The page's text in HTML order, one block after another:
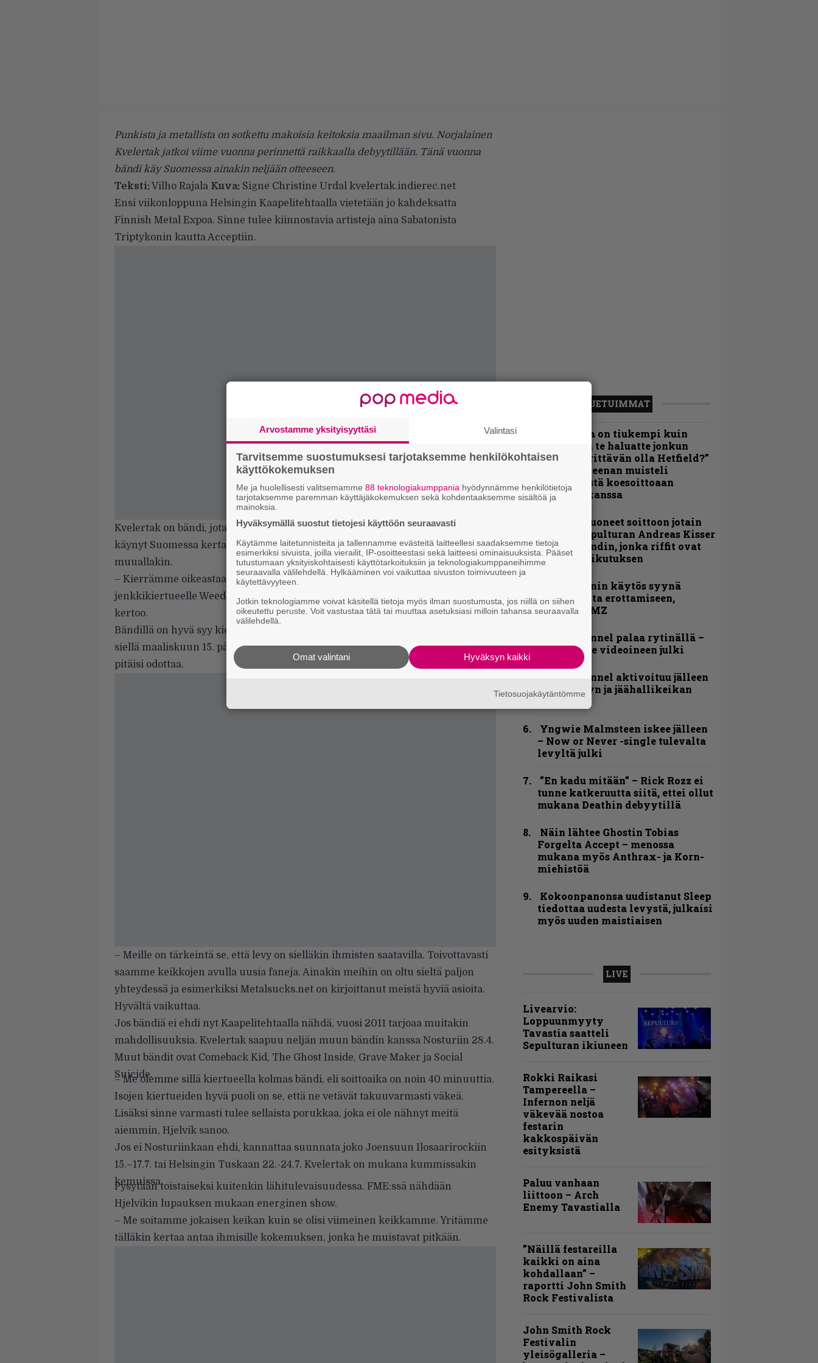
Punkista ja metallista on sotkettu makoisia keitoksia maailman sivu. Norjalainen
Kvelertak jatkoi viime vuonna perinnettä raikkaalla debyytillään. Tänä vuonna
bändi käy Suomessa ainakin neljään otteeseen.
Teksti: Vilho Rajala Kuva: Signe Christine Urdal kvelertak.indierec.net
Ensi viikonloppuna Helsingin Kaapelitehtaalla vietetään jo kahdeksatta
Finnish Metal Expoa. Sinne tulee kiinnostavia artisteja aina Sabatonista
Triptykonin kautta Acceptiin.
Kvelertak on bändi, jota moni varmasti odottaa kieli pitkällä. Se ei ole vielä
käynyt Suomessa kertaakaan, mutta suosio on kasvamaan päin niin täällä kuin
muuallakin.
– Kierrämme oikeastaan kaiken aikaa. FME:n jälkeen lähdemme pienelle
jenkkikiertueelle Weedeaterin ja Zoroasterin kanssa, laulaja Erlend Hjelvik
kertoo.
Bändillä on hyvä syy kiertää ison veden takana, sillä debyyttilevy julkaistaan
siellä maaliskuun 15. päivänä. Hjelvik ei osaa sanoa, mitä jenkkikiertueesta
pitäisi odottaa.
– Meille on tärkeintä se, että levy on sielläkin ihmisten saatavilla. Toivottavasti
saamme keikkojen avulla uusia faneja. Ainakin meihin on oltu sieltä paljon
yhteydessä ja esimerkiksi Metalsucks.net on kirjoittanut meistä hyviä asioita.
Hyvältä vaikuttaa.
Jos bändiä ei ehdi nyt Kaapelitehtaalla nähdä, vuosi 2011 tarjoaa muitakin
mahdollisuuksia. Kvelertak saapuu neljän muun bändin kanssa Nosturiin 28.4.
Muut bändit ovat Comeback Kid, The Ghost Inside, Grave Maker ja Social
Suicide.
– Me olemme sillä kiertueella kolmas bändi, eli soittoaika on noin 40 minuuttia.
Isojen kiertueiden hyvä puoli on se, että ne vetävät takuuvarmasti väkeä.
Lisäksi sinne varmasti tulee sellaista porukkaa, joka ei ole nähnyt meitä
aiemmin, Hjelvik sanoo.
Jos ei Nosturiinkaan ehdi, kannattaa suunnata joko Joensuun Ilosaarirockiin
15.–17.7. tai Helsingin Tuskaan 22.-24.7. Kvelertak on mukana kummissakin
kemuissa.
Pysytään toistaiseksi kuitenkin lähitulevaisuudessa. FME:ssä nähdään
Hjelvikin lupauksen mukaan energinen show.
– Me soitamme jokaisen keikan kuin se olisi viimeinen keikkamme. Yritämme
tälläkin kertaa antaa ihmisille kokemuksen, jonka he muistavat pitkään.
LUETUIMMAT
”Metallica on tiukempi kuin
koskaan ja te haluatte jonkun
nulikan yrittävän olla Hetfield?”
– Pepper Keenan muisteli
ensimmäistä koesoittoaan
hevijätin kanssa
”He ovat tuoneet soittoon jotain
uutta” – Sepulturan Andreas Kisser
nimeää bändin, jonka riffit ovat
tehneet vaikutuksen
Sid Wilsonin käytös syynä
Slipknotista erottamiseen,
raportoi TMZ
Blind Channel palaa rytinällä –
tuplasingle videoineen julki
Blind Channel aktivoituu jälleen
uuden levyn ja jäähallikeikan
merkeissä
Yngwie Malmsteen iskee jälleen
– Now or Never -single tulevalta
levyltä julki
”En kadu mitään” – Rick Rozz ei
tunne katkeruutta siitä, ettei ollut
mukana Deathin debyytillä
Näin lähtee Ghostin Tobias
Forgelta Accept – menossa
mukana myös Anthrax- ja Korn-
miehistöä
Kokoonpanonsa uudistanut Sleep
tiedottaa uudesta levystä, julkaisi
myös uuden maistiaisen
LIVE
Livearvio:
Loppuunmyyty
Tavastia saatteli
Sepulturan ikiuneen
Rokki Raikasi
Tampereella –
Infernon neljä
väkevää nostoa
festarin
kakkospäivän
esityksistä
Paluu vanhaan
liittoon – Arch
Enemy Tavastialla
”Näillä festareilla
kaikki on aina
kohdallaan” –
raportti John Smith
Rock Festivalista
John Smith Rock
Festivalin
yleisögalleria –
Arvostamme yksityisyyttäsi Valintasi
Tarvitsemme suostumuksesi tarjotaksemme henkilökohtaisen
käyttökokemuksen
Me ja huolellisesti valitsemamme 88 teknologiakumppania hyödynnämme henkilötietoja
tarjotaksemme paremman käyttäjäkokemuksen sekä kohdentaaksemme sisältöä ja
mainoksia.
Hyväksymällä suostut tietojesi käyttöön seuraavasti
Käytämme laitetunnisteita ja tallennamme evästeitä laitteellesi saadaksemme tietoja
esimerkiksi sivuista, joilla vierailit, IP-osoitteestasi sekä laitteesi ominaisuuksista. Pääset
tutustumaan yksityiskohtaisesti käyttötarkoituksiin ja teknologiakumppaneihimme
seuraavalla välilehdellä. Hylkääminen voi vaikuttaa sivuston toimivuuteen ja
käytettävyyteen.
Jotkin teknologiamme voivat käsitellä tietoja myös ilman suostumusta, jos niillä on siihen
oikeutettu peruste. Voit vastustaa tätä tai muuttaa asetuksiasi milloin tahansa seuraavalla
välilehdellä.
Hyväksyn kaikki
Omat valintani
Tietosuojakäytäntömme